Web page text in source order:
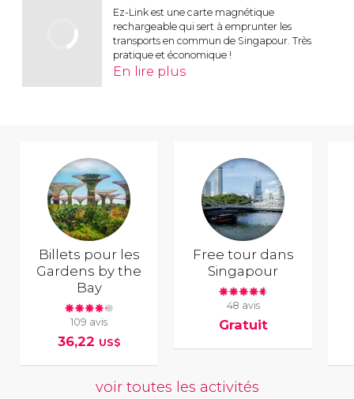
Ez-Link est une carte magnétique
rechargeable qui sert à emprunter les
transports en commun de Singapour. Très
pratique et économique !
En lire plus
Billets pour les
Gardens by the
Bay
109 avis
36,22 US$
Free tour dans
Singapour
48 avis
Gratuit
voir toutes les activités